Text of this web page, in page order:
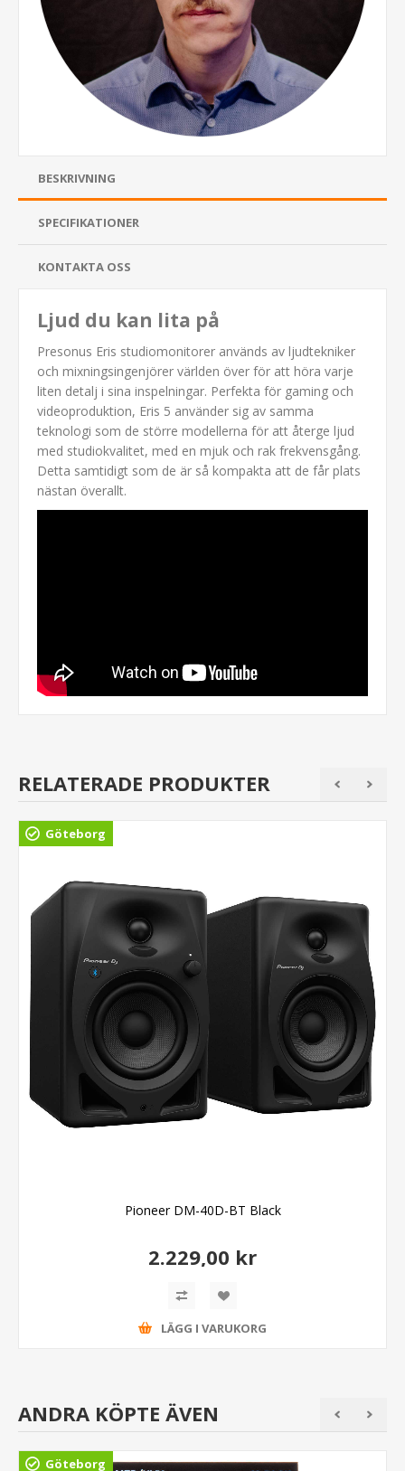
BESKRIVNING
SPECIFIKATIONER
KONTAKTA OSS
Ljud du kan lita på
Presonus Eris studiomonitorer används av ljudtekniker
och mixningsingenjörer världen över för att höra varje
liten detalj i sina inspelningar. Perfekta för gaming och
videoproduktion, Eris 5 använder sig av samma
teknologi som de större modellerna för att återge ljud
med studiokvalitet, med en mjuk och rak frekvensgång.
Detta samtidigt som de är så kompakta att de får plats
nästan överallt.
RELATERADE PRODUKTER
Göteborg
Pioneer DM-40D-BT Black
2.229,00 kr
LÄGG I VARUKORG
ANDRA KÖPTE ÄVEN
Göteborg